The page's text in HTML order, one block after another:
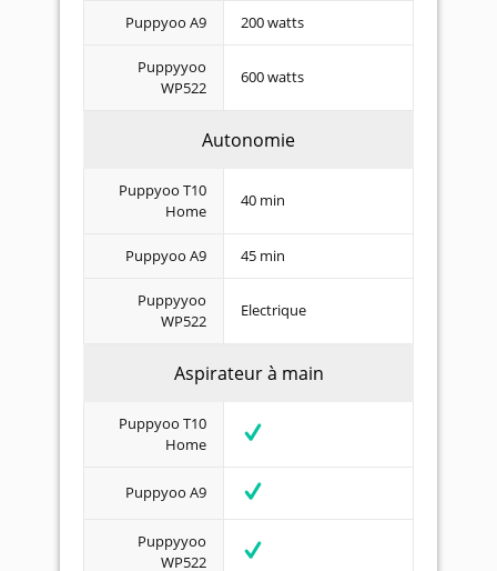
Puppyoo A9 200 watts
Puppyyoo
WP522
600 watts
Autonomie
Puppyoo T10
Home
40 min
Puppyoo A9 45 min
Puppyyoo
WP522
Electrique
Aspirateur à main
Puppyoo T10
Home
Puppyoo A9
Puppyyoo
WP522